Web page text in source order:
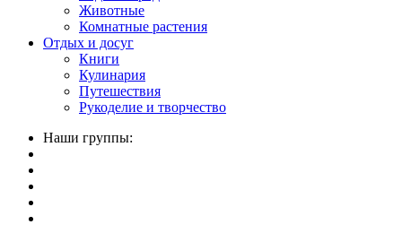
Животные
Комнатные растения
Отдых и досуг
Книги
Кулинария
Путешествия
Рукоделие и творчество
Наши группы: